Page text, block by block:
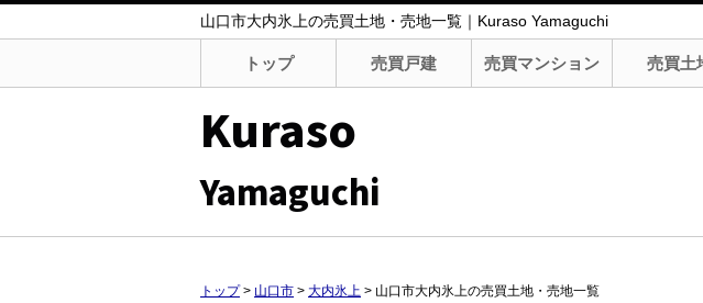
山口市大内氷上の売買土地・売地一覧｜Kuraso Yamaguchi
トップ 売買戸建 売買マンション 売買土
Kuraso
Yamaguchi
トップ> 山口市 > 大内氷上 > 山口市大内氷上の売買土地・売地一覧